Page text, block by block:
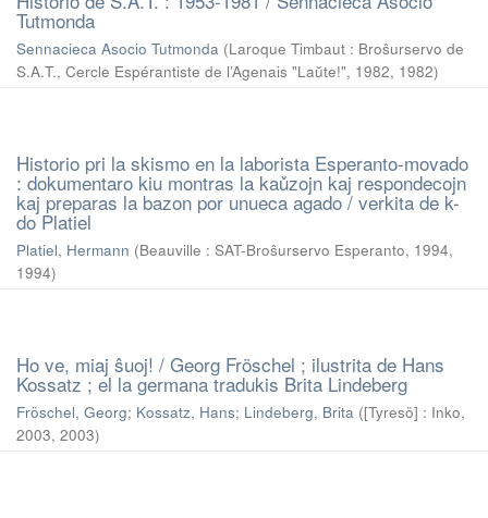
Tutmonda
Sennacieca Asocio Tutmonda (Laroque Timbaut : Broŝurservo de
S.A.T., Cercle Espérantiste de l’Agenais "Laŭte!", 1982, 1982)
Historio pri la skismo en la laborista Esperanto-movado
: dokumentaro kiu montras la kaǔzojn kaj respondecojn
kaj preparas la bazon por unueca agado / verkita de k-
do Platiel
Platiel, Hermann (Beauville : SAT-Broŝurservo Esperanto, 1994,
1994)
Ho ve, miaj ŝuoj! / Georg Fröschel ; ilustrita de Hans
Kossatz ; el la germana tradukis Brita Lindeberg
Fröschel, Georg; Kossatz, Hans; Lindeberg, Brita ([Tyresö] : Inko,
2003, 2003)